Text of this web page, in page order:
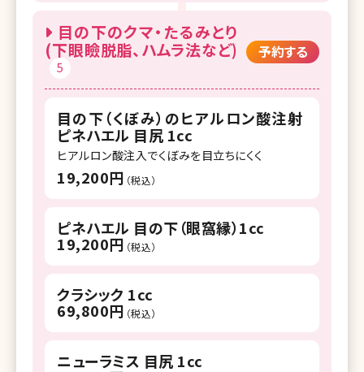
目の下のクマ・たるみとり
(下眼瞼脱脂、ハムラ法など)
5
予約する
目の下（くぼみ）のヒアルロン酸注射
ピネハエル 目尻 1cc
ヒアルロン酸注入でくぼみを目立ちにくく
19,200円 （税込）
ピネハエル 目の下（眼窩縁）1cc
19,200円 （税込）
クラシック 1cc
69,800円 （税込）
ニューラミス 目尻 1cc